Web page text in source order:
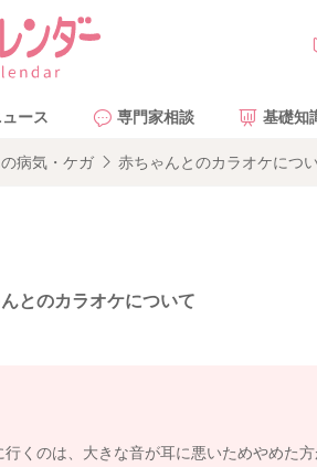
ース 専門家相談 基礎知
病気・ケガ 赤ちゃんとのカラオケにつ
とのカラオケについて
くのは、大きな音が耳に悪いためやめた方